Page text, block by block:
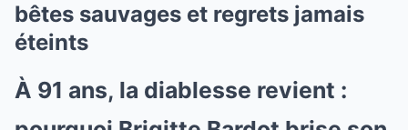
bêtes sauvages et regrets jamais
éteints
À 91 ans, la diablesse revient :